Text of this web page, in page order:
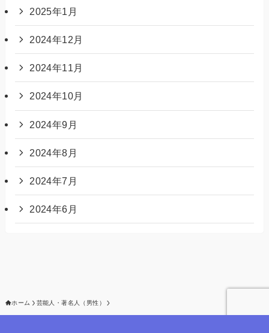
2025年1月
2024年12月
2024年11月
2024年10月
2024年9月
2024年8月
2024年7月
2024年6月
ホーム 芸能人・著名人（男性）